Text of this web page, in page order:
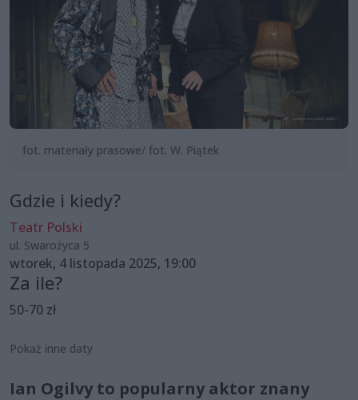
fot. materiały prasowe/ fot. W. Piątek
Gdzie i kiedy?
Teatr Polski
ul. Swarożyca 5
wtorek, 4 listopada 2025, 19:00
Za ile?
50-70 zł
Pokaż inne daty
Ian Ogilvy to popularny aktor znany